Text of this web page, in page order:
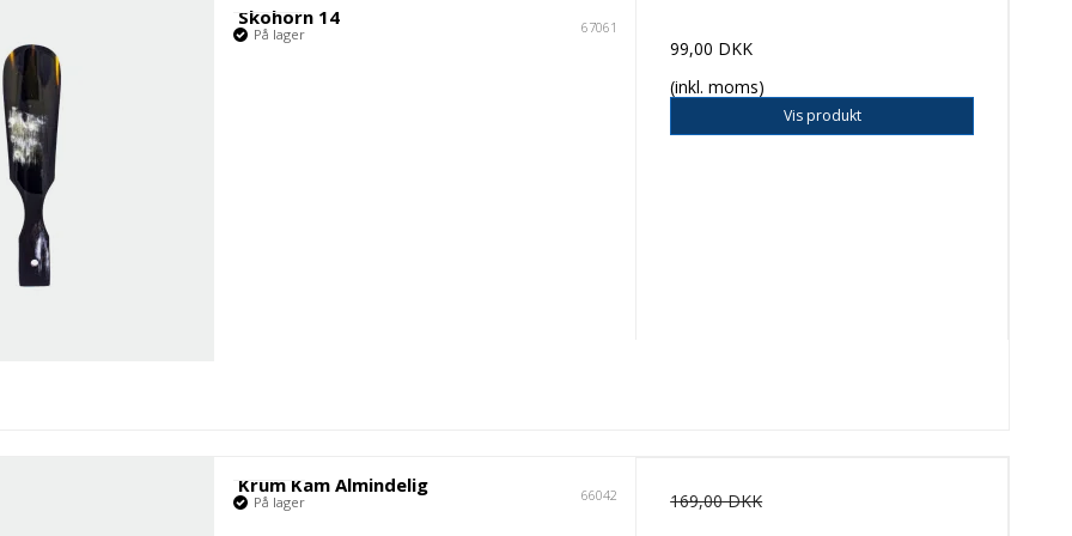
Skohorn 14 67061
På lager
99,00 DKK
(inkl. moms)
Vis produkt
Krum Kam Almindelig 66042
På lager
169,00 DKK